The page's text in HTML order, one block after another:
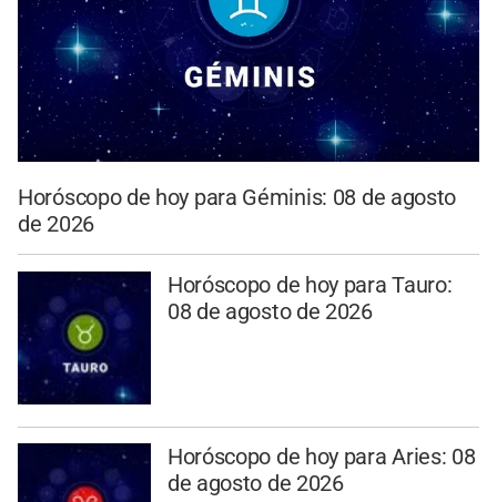
Horóscopo de hoy para Géminis: 08 de agosto
de 2026
Horóscopo de hoy para Tauro:
08 de agosto de 2026
Horóscopo de hoy para Aries: 08
de agosto de 2026